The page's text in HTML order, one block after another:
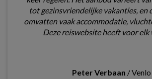
tot gezinsvriendelijke vakanties, en
omvatten vaak accommodatie,
Deze reiswebsite heeft voor elk
Peter Verbaan /Venlo